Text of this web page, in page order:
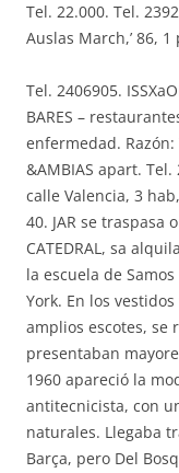
Tel. 22.000. Tel.
Auslas March,’ 86,
Tel. 2406905.
BARES –
enfermedad. Razón:
&AMBIAS apart. Tel.
calle Valencia, 3
40. JAR se traspasa
CATEDRAL, sa
la escuela de
York. En los
amplios escotes, se
presentaban
1960 apareció la
antitecnicista, con
naturales. Llegaba
Barça, pero Del